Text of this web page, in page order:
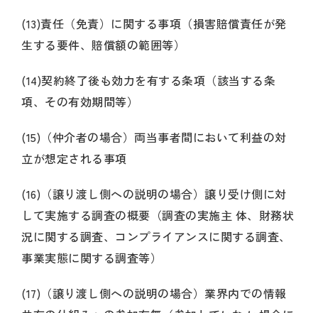
(13)責任（免責）に関する事項（損害賠償責任が発
生する要件、賠償額の範囲等）
(14)契約終了後も効力を有する条項（該当する条
項、その有効期間等）
(15)（仲介者の場合）両当事者間において利益の対
立が想定される事項
(16)（譲り渡し側への説明の場合）譲り受け側に対
して実施する調査の概要（調査の実施主 体、財務状
況に関する調査、コンプライアンスに関する調査、
事業実態に関する調査等）
(17)（譲り渡し側への説明の場合）業界内での情報